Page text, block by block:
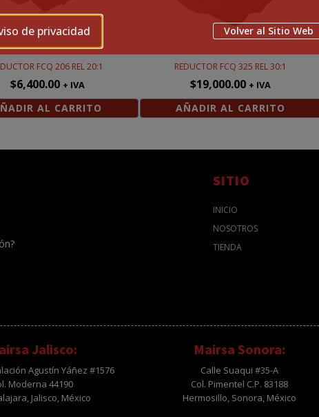
de privacidad Volver al Sitio Web
FCQ 206 REL 20:1
$6,400.00 + IVA
AL CARRITO
REDUCTOR FCQ 325 REL 30:1
$19,000.00 + IVA
AÑADIR AL CARRITO
SITIO
INICIO
NOSOTROS
TIENDA
Jalisco:
Agustín Yáñez #1576
Moderna 44190
Jalisco, México
Mairsa Sonora:
Calle Suaqui #35-A
Col. Pimentel C.P. 83188
Hermosillo, Sonora, México